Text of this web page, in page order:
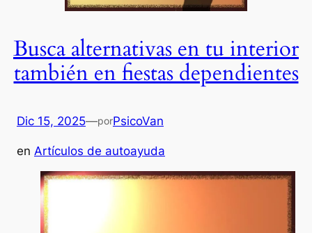
Busca alternativas en tu interior
también en fiestas dependientes
Dic 15, 2025—porPsicoVan
en Artículos de autoayuda